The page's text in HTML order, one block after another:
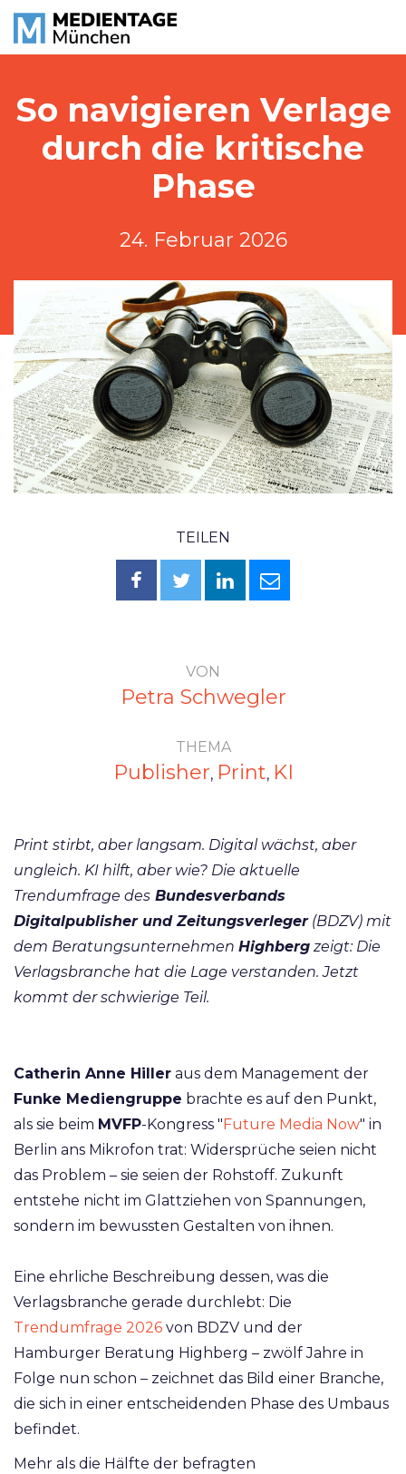
So navigieren Verlage
durch die kritische
Phase
24. Februar 2026
TEILEN
VON
Petra Schwegler
THEMA
Publisher, Print, KI
Print stirbt, aber langsam. Digital wächst, aber
ungleich. KI hilft, aber wie? Die aktuelle
Trendumfrage des Bundesverbands
Digitalpublisher und Zeitungsverleger(BDZV) mit
dem Beratungsunternehmen Highberg zeigt: Die
Verlagsbranche hat die Lage verstanden. Jetzt
kommt der schwierige Teil.
Catherin Anne Hiller aus dem Management der
Funke Mediengruppe brachte es auf den Punkt,
als sie beim MVFP-Kongress " Future Media Now" in
Berlin ans Mikrofon trat: Widersprüche seien nicht
das Problem – sie seien der Rohstoff. Zukunft
entstehe nicht im Glattziehen von Spannungen,
sondern im bewussten Gestalten von ihnen.
Eine ehrliche Beschreibung dessen, was die
Verlagsbranche gerade durchlebt: Die
Trendumfrage 2026 von BDZV und der
Hamburger Beratung Highberg – zwölf Jahre in
Folge nun schon – zeichnet das Bild einer Branche,
die sich in einer entscheidenden Phase des Umbaus
befindet.
Mehr als die Hälfte der befragten